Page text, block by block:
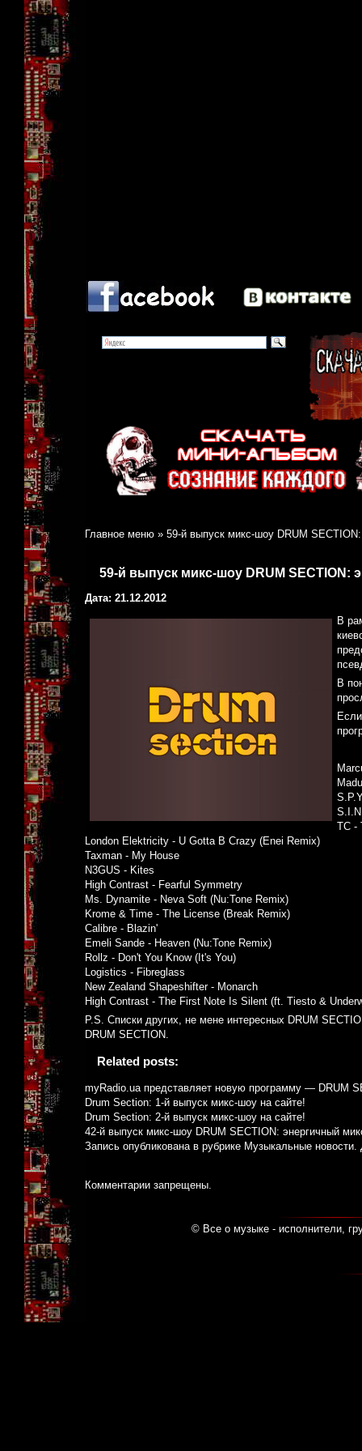
Главное меню » 59-й выпуск микс-шоу DRUM
59-й выпуск микс-шоу DRUM
Дата: 21.12.2012
В
В
TC -
London Elektricity - U Gotta B Crazy (Enei Remix)
Taxman - My House
N3GUS - Kites
High Contrast - Fearful Symmetry
Ms. Dynamite - Neva Soft (Nu:Tone Remix)
Krome & Time - The License (Break Remix)
Calibre - Blazin'
Emeli Sande - Heaven (Nu:Tone Remix)
Rollz - Don't You Know (It's You)
Logistics - Fibreglass
New Zealand Shapeshifter - Monarch
High Contrast - The First Note Is Silent (ft. Tiesto &
P.S. Списки других, не мене интересных DRUM
DRUM SECTION.
Related posts:
myRadio.ua представляет новую программу — DRUM
Drum Section: 1-й выпуск микс-шоу на сайте!
Drum Section: 2-й выпуск микс-шоу на сайте!
42-й выпуск микс-шоу DRUM SECTION: энергичный
Запись опубликована в рубрике Музыкальные новости.
Комментарии запрещены.
© Все о музыке - исполнители,